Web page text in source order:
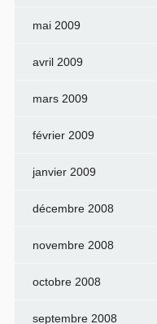
mai 2009
avril 2009
mars 2009
février 2009
janvier 2009
décembre 2008
novembre 2008
octobre 2008
septembre 2008